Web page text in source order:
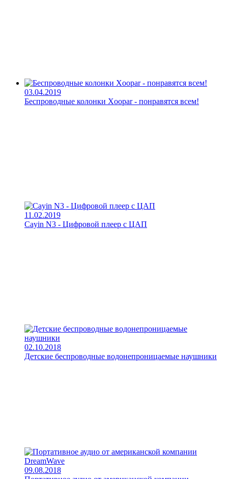
03.04.2019
Беспроводные колонки Xoopar - понравятся всем!
11.02.2019
Cayin N3 - Цифровой плеер с ЦАП
02.10.2018
Детские беспроводные водонепроницаемые наушники
09.08.2018